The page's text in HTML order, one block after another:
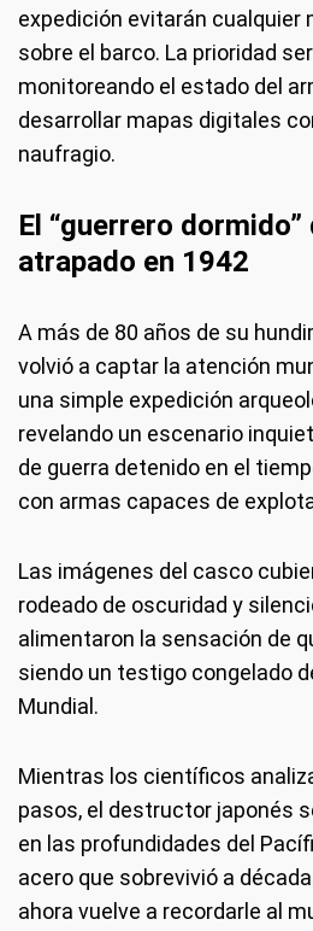
expedición evitarán cualquier
sobre el barco. La prioridad
monitoreando el estado del
desarrollar mapas digitales
naufragio.
El “guerrero
atrapado en 1942
A más de 80 años de su
volvió a captar la atención
una simple expedición
revelando un escenario
de guerra detenido en el
con armas capaces de
Las imágenes del casco
rodeado de oscuridad y
alimentaron la sensación de
siendo un testigo congelado
Mundial.
Mientras los científicos
pasos, el destructor japonés
en las profundidades del
acero que sobrevivió a
ahora vuelve a recordarle al